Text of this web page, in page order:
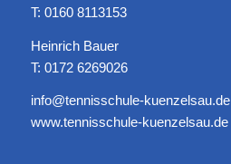
T: ‭0160 8113153‬
Heinrich Bauer
T: 0172 6269026
info@tennisschule-kuenzelsau.de
www.tennisschule-kuenzelsau.de